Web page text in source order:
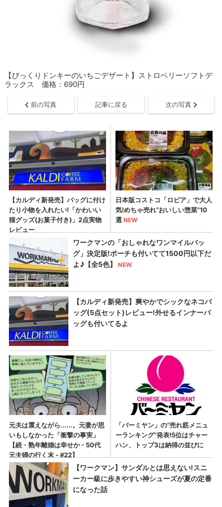
【びっくりドンキーのいちごデザート】ストロベリーソフトデ
ラックス 価格：690円
前の写真 記事に戻る 次の写真